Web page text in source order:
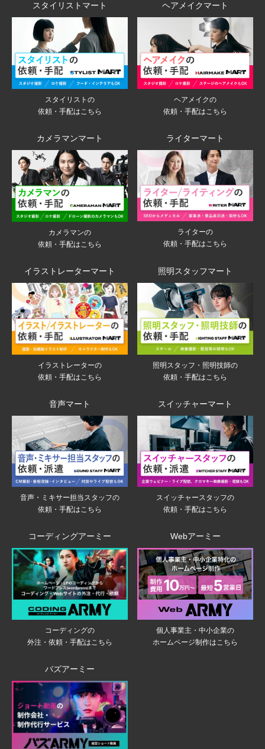
スタイリストマート
スタイリストの
依頼・手配はこちら
ヘアメイクマート
ヘアメイクの
依頼・手配はこちら
カメラマンマート
カメラマンの
依頼・手配はこちら
ライターマート
ライターの
依頼・手配はこちら
イラストレーターマート
イラストレーターの
依頼・手配はこちら
照明スタッフマート
照明スタッフ・照明技師の
依頼・手配はこちら
音声マート
音声・ミキサー担当スタッフの
依頼・手配はこちら
スイッチャーマート
スイッチャースタッフの
依頼・手配はこちら
コーディングアーミー
コーディングの
外注・依頼・手配はこちら
Webアーミー
個人事業主・中小企業の
ホームページ制作はこちら
バズアーミー